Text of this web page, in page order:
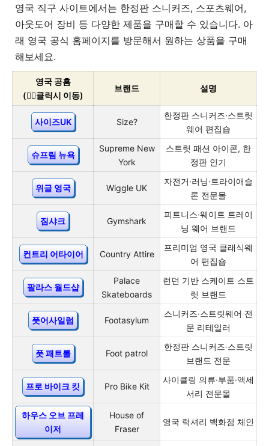
영국 직구 사이트에서는 한정판 스니커즈, 스포츠웨어,
아웃도어 장비 등 다양한 제품을 구매할 수 있습니다. 아
래 영국 공식 홈페이지를 방문해서 원하는 상품을 구매
해보세요.
영국 공홈
(👇🏻클릭시 이동)
브랜드 설명
사이즈UK Size?
한정판 스니커즈·스트릿
웨어 편집숍
슈프림 뉴욕
Supreme New
York
스트릿 패션 아이콘, 한
정판 인기
위글 영국 Wiggle UK
자전거·러닝·트라이애슬
론 전문몰
짐샤크 Gymshark
피트니스·웨이트 트레이
닝 웨어 브랜드
컨트리 어타이어 Country Attire
프리미엄 영국 클래식웨
어 편집숍
팔라스 월드샵
Palace
Skateboards
런던 기반 스케이트 스트
릿 브랜드
풋어사일럼 Footasylum
스니커즈·스트릿웨어 전
문 리테일러
풋 패트롤 Foot patrol
한정판 스니커즈·스트릿
브랜드 전문
프로 바이크 킷 Pro Bike Kit
사이클링 의류·부품·액세
서리 전문몰
하우스 오브 프레
이저
House of
Fraser
영국 럭셔리 백화점 체인